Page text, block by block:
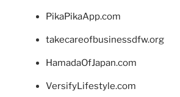
PikaPikaApp.com
takecareofbusinessdfw.org
HamadaOfJapan.com
VersifyLifestyle.com